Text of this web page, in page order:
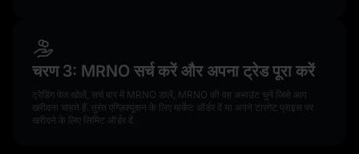
चरण 3: MRNO सर्च करें और अपना ट्रेड पूरा करें
ट्रेडिंग पेज खोलें, सर्च बार में MRNO डालें, MRNO की वह अमाउंट चुनें जिसे आप
खरीदना चाहते हैं. तुरंत एग्ज़िक्यूशन के लिए मार्केट ऑर्डर दें या अपने टारगेट प्राइस पर
खरीदने के लिए लिमिट ऑर्डर दें.